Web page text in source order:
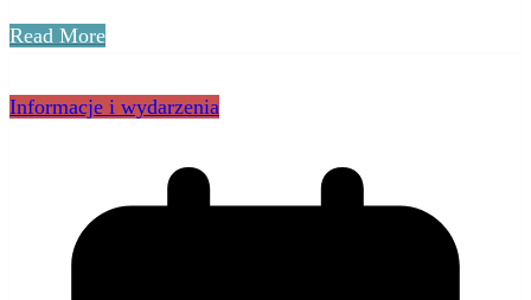
Read More
Informacje i wydarzenia